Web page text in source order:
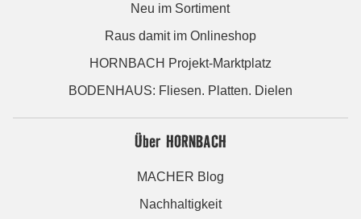
Neu im Sortiment
Raus damit im Onlineshop
HORNBACH Projekt-Marktplatz
BODENHAUS: Fliesen. Platten. Dielen
Über HORNBACH
MACHER Blog
Nachhaltigkeit